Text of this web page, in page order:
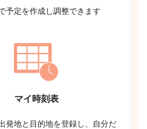
予定を作成し調整できます
マイ時刻表
発地と目的地を登録し、自分だ